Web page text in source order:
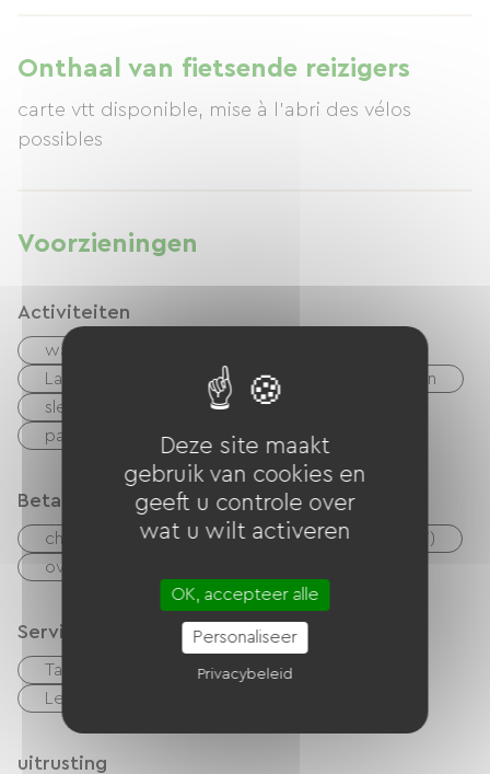
boerderij. Het ontbijt wordt geserveerd in onze
eetkamer, met uitzicht op onze majestueuze
granieten open haard. Alles hier is erop gericht
u de stress van het dagelijks leven te laten
Onthaal van fietsende reizigers
carte vtt disponible, mise à l'abri des vélos
possibles
Voorzieningen
Activiteiten
wandelen
Langlaufen / Nordic skiën
Sneeuwschoenen
slee
Mountainbike
paragliding
Betaalmethoden
checks Geld
Vakantiebonnen (ANCV)
overdracht
Services
Table d'hôtes
Huisdieren toegelaten
Lening van fietsen
uitrusting
Deze site maakt
gebruik van cookies en
geeft u controle over
wat u wilt activeren
OK, accepteer alle
Personaliseer
Privacybeleid